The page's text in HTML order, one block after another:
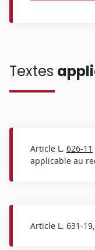
Textes
Article L. 626-11
applicable au
Article L. 631-